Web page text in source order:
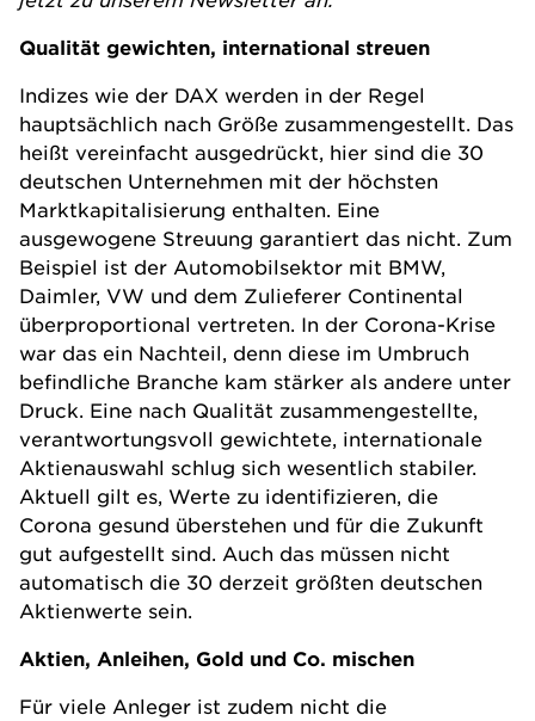
Qualität gewichten, international streuen
Indizes wie der DAX werden in der Regel
hauptsächlich nach Größe zusammengestellt. Das
heißt vereinfacht ausgedrückt, hier sind die 30
deutschen Unternehmen mit der höchsten
Marktkapitalisierung enthalten. Eine
ausgewogene Streuung garantiert das nicht. Zum
Beispiel ist der Automobilsektor mit BMW,
Daimler, VW und dem Zulieferer Continental
überproportional vertreten. In der Corona-Krise
war das ein Nachteil, denn diese im Umbruch
befindliche Branche kam stärker als andere unter
Druck. Eine nach Qualität zusammengestellte,
verantwortungsvoll gewichtete, internationale
Aktienauswahl schlug sich wesentlich stabiler.
Aktuell gilt es, Werte zu identifizieren, die
Corona gesund überstehen und für die Zukunft
gut aufgestellt sind. Auch das müssen nicht
automatisch die 30 derzeit größten deutschen
Aktienwerte sein.
Aktien, Anleihen, Gold und Co. mischen
Für viele Anleger ist zudem nicht die